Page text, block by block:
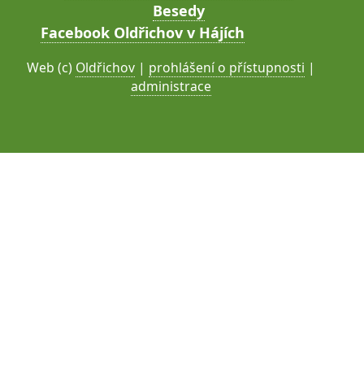
Besedy
Facebook Oldřichov v Hájích
Web (c) Oldřichov | prohlášení o přístupnosti |
administrace